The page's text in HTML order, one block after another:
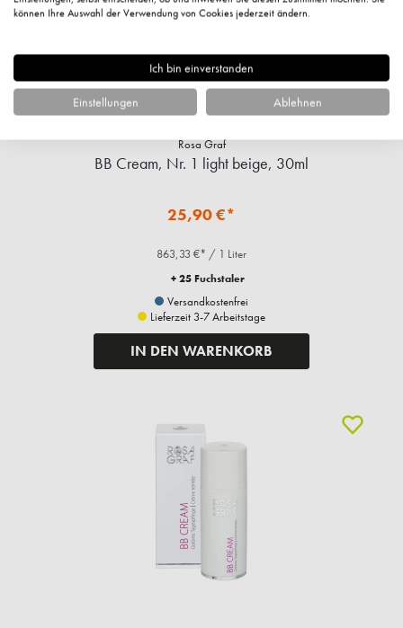
Rosa Graf
BB Cream, Nr. 1 light beige, 30ml
25,90 €*
863,33 €* / 1 Liter
+ 25 Fuchstaler
Versandkostenfrei
Lieferzeit 3-7 Arbeitstage
IN DEN WARENKORB
können Ihre Auswahl der Verwendung von Cookies jederzeit ändern.
Ich bin einverstanden
Einstellungen Ablehnen